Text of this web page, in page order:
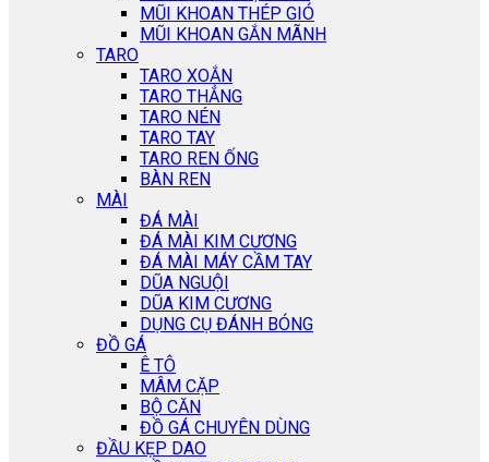
MŨI KHOAN THÉP GIÓ
MŨI KHOAN GẮN MÃNH
TARO
TARO XOẮN
TARO THẲNG
TARO NÉN
TARO TAY
TARO REN ỐNG
BÀN REN
MÀI
ĐÁ MÀI
ĐÁ MÀI KIM CƯƠNG
ĐÁ MÀI MÁY CẦM TAY
DŨA NGUỘI
DŨA KIM CƯƠNG
DỤNG CỤ ĐÁNH BÓNG
ĐỒ GÁ
Ê TÔ
MÂM CẶP
BỘ CĂN
ĐỒ GÁ CHUYÊN DÙNG
ĐẦU KẸP DAO